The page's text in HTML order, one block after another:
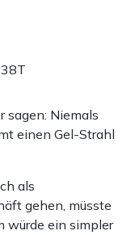
38T
sagen: Niemals
einen Gel-Strahl
als
gehen, müsste
würde ein simpler